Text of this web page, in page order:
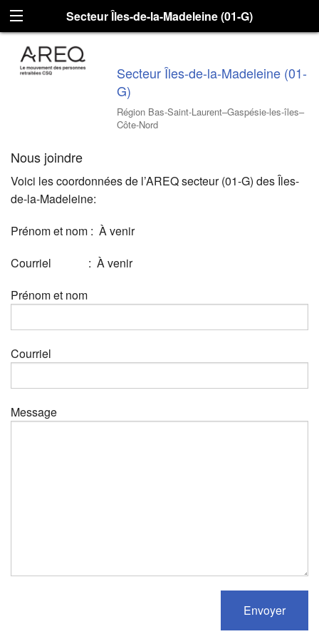
Secteur Îles-de-la-Madeleine (01-G)
Secteur Îles-de-la-Madeleine (01-
G)
Région Bas-Saint-Laurent–Gaspésie-les-îles–
Côte-Nord
Nous joindre
Voici les coordonnées de l’AREQ secteur (01-G) des Îles-
de-la-Madeleine:
Prénom et nom : À venir
Courriel : À venir
Prénom et nom
Courriel
Message